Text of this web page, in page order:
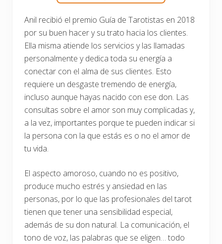
Anil recibió el premio Guía de Tarotistas en 2018
por su buen hacer y su trato hacia los clientes.
Ella misma atiende los servicios y las llamadas
personalmente y dedica toda su energía a
conectar con el alma de sus clientes. Esto
requiere un desgaste tremendo de energía,
incluso aunque hayas nacido con ese don. Las
consultas sobre el amor son muy complicadas y,
a la vez, importantes porque te pueden indicar si
la persona con la que estás es o no el amor de
tu vida.
El aspecto amoroso, cuando no es positivo,
produce mucho estrés y ansiedad en las
personas, por lo que las profesionales del tarot
tienen que tener una sensibilidad especial,
además de su don natural. La comunicación, el
tono de voz, las palabras que se eligen… todo